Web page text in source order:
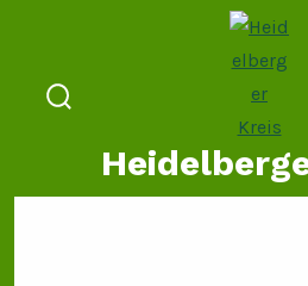
springen